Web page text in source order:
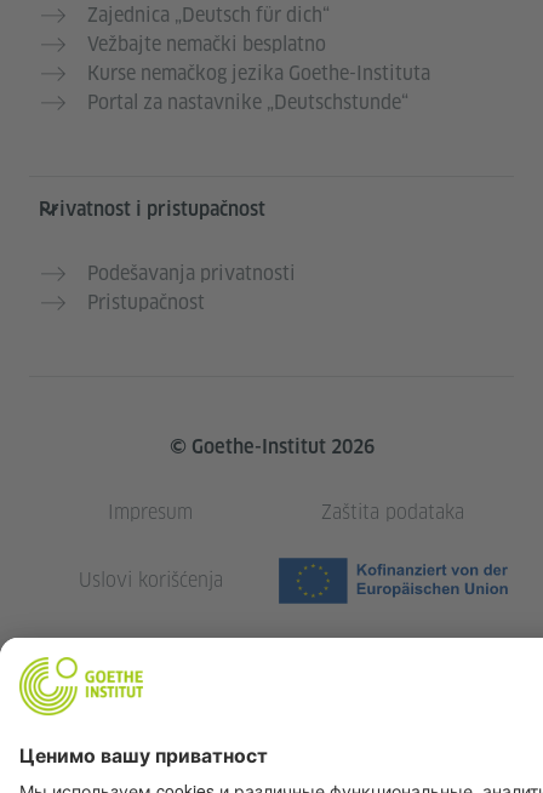
Zajednica „Deutsch für dich“
Vežbajte nemački besplatno
Kurse nemačkog jezika Goethe-Instituta
Portal za nastavnike „Deutschstunde“
Privatnost i pristupačnost
Podešavanja privatnosti
Pristupačnost
© Goethe-Institut 2026
Impresum Zaštita podataka
Uslovi korišćenja